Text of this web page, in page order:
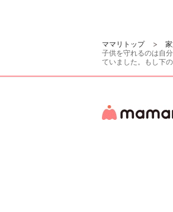
ママリトップ
子供を守れるのは自
ていました。もし下